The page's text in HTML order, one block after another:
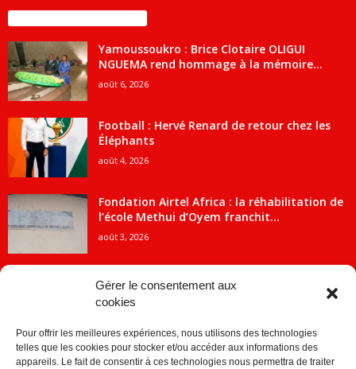
Gérer le consentement aux
cookies
Pour offrir les meilleures expériences, nous utilisons des technologies
telles que les cookies pour stocker et/ou accéder aux informations des
appareils. Le fait de consentir à ces technologies nous permettra de traiter
Yamoussoukro : Brice Clotaire OLIGUI
NGUEMA rend hommage à la mémoire...
août 6, 2026
Football : Hervé Renard de retour chez les
Éléphants
août 4, 2026
Fondation Airtel Africa : la réhabilitation de
l’école Methui d’Oyem franchit...
août 3, 2026
ACTUALITES
Economie 2091